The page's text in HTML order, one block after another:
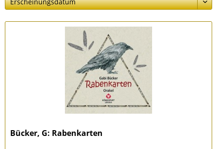
Bücker, G: Rabenkarten